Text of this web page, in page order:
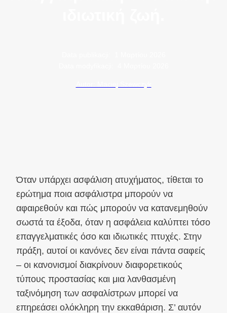
Όταν υπάρχει ασφάλιση ατυχήματος, τίθεται το
ερώτημα ποια ασφάλιστρα μπορούν να
αφαιρεθούν και πώς μπορούν να κατανεμηθούν
σωστά τα έξοδα, όταν η ασφάλεια καλύπτει τόσο
επαγγελματικές όσο και ιδιωτικές πτυχές. Στην
πράξη, αυτοί οι κανόνες δεν είναι πάντα σαφείς
– οι κανονισμοί διακρίνουν διαφορετικούς
τύπους προστασίας και μια λανθασμένη
ταξινόμηση των ασφαλίστρων μπορεί να
επηρεάσει ολόκληρη την εκκαθάριση. Σ’ αυτόν